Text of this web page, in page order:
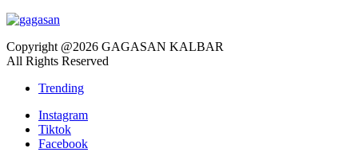
Copyright @2026 GAGASAN KALBAR
All Rights Reserved
Trending
Instagram
Tiktok
Facebook